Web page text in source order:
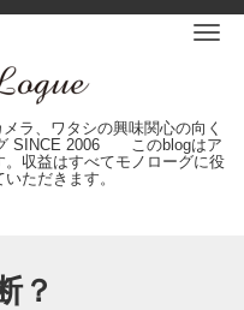
ラ、ワタシの興味関心の向く
SINCE 2006 このblogはア
収益はすべてモノローグに役
ただきます。
？